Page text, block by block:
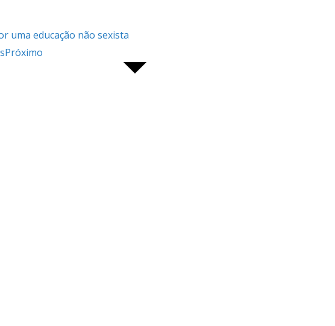
uma educação não sexista
Próximo